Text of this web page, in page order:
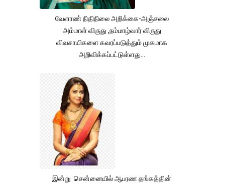
வேளாண் நிதிநிலை அறிக்கை-அஞ்சலை
அம்மாள் விருது ,நம்மாழ்வார் விருது
விவசாயிகளை கவரப்படுத்தும் முகமாக
அறிவிக்கப்பட்டுள்ளது...
இன்று சென்னையில் ஆபரண தங்கத்தின்